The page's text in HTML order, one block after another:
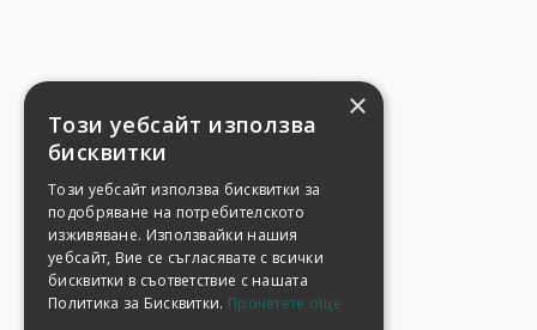
×
Този уебсайт използва
бисквитки
Този уебсайт използва бисквитки за
подобряване на потребителското
изживяване. Използвайки нашия
уебсайт, Вие се съгласявате с всички
бисквитки в съответствие с нашата
Политика за Бисквитки. Прочетете още